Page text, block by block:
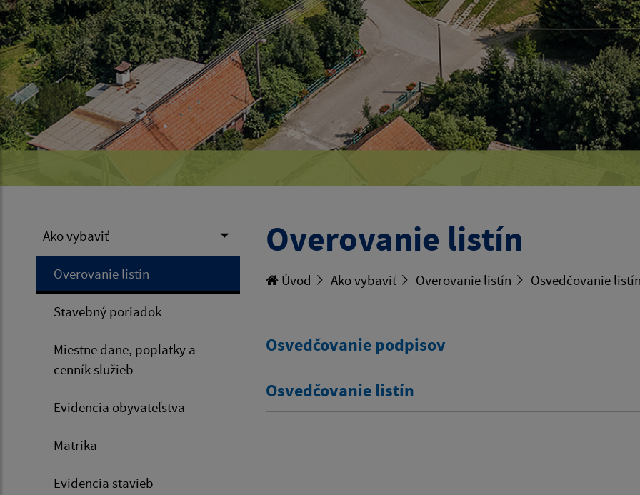
Ako vybaviť
Overovanie listín
Stavebný poriadok
Miestne dane, poplatky a
cenník služieb
Evidencia obyvateľstva
Matrika
Evidencia stavieb
Overovanie listín
Úvod Ako vybaviť Overovanie listín Osvedčovanie
Osvedčovanie podpisov
Osvedčovanie listín